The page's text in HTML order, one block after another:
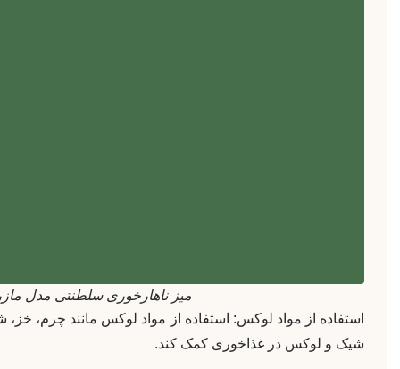
میز ناهارخوری سلطنتی مدل
استفاده از مواد لوکس: استفاده از مواد لوکس مانند چرم،
شیک و لوکس در غذاخوری کمک کند.